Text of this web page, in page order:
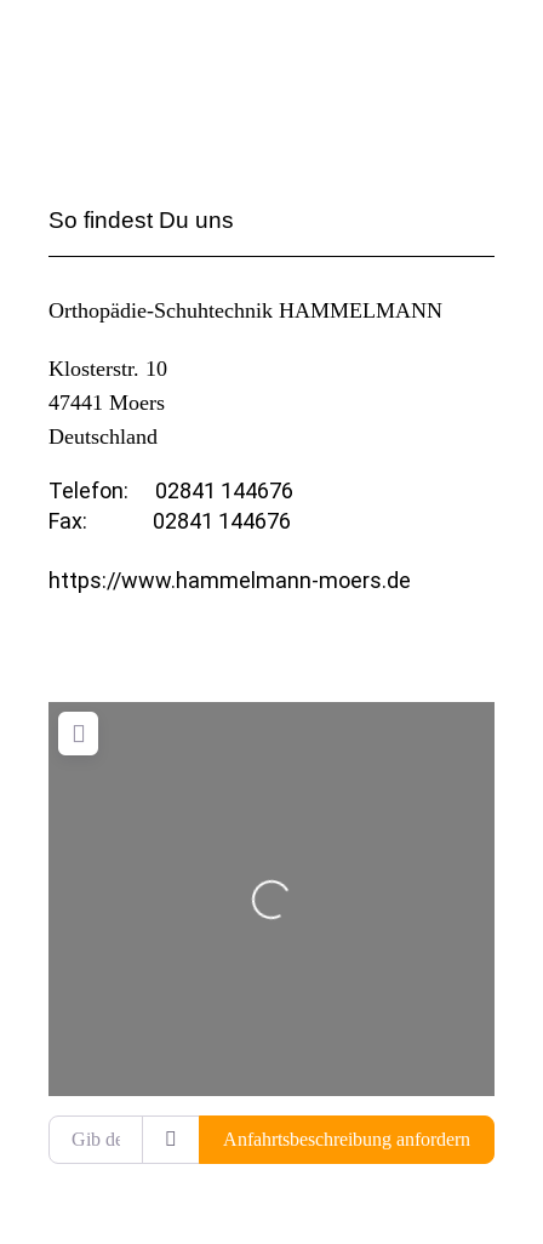
So findest Du uns
Orthopädie-Schuhtechnik HAMMELMANN
Klosterstr. 10
47441 Moers
Deutschland
Telefon:
02841 144676
Fax:
02841 144676
https://www.hammelmann-moers.de
Wird geladen …
Gib deinen Standort ein.
Anfahrtsbeschreibung anfordern